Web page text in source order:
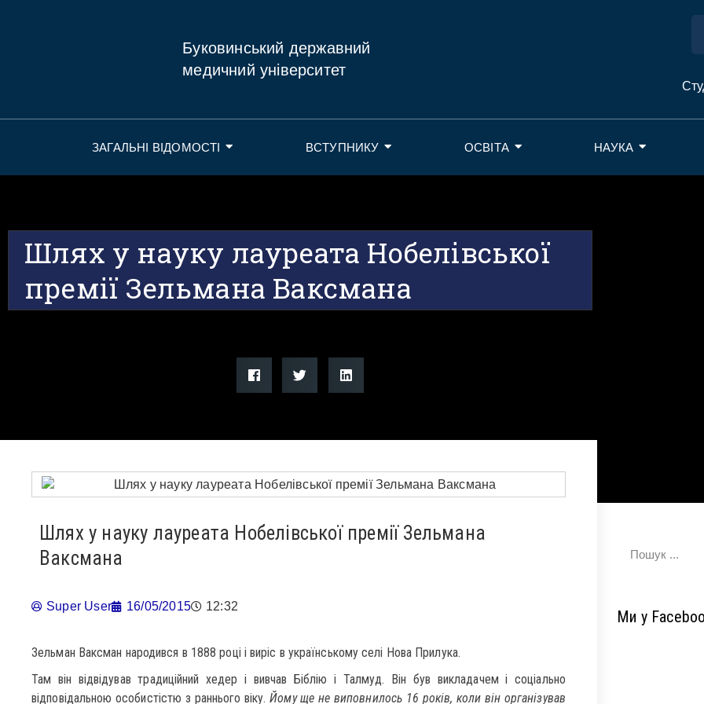
Буковинський державний
медичний університет
ЗАГАЛЬНІ ВІДОМОСТІ ВСТУПНИКУ ОСВІТА НАУКА
Шлях у науку лауреата Нобелівської
премії Зельмана Ваксмана
Шлях у науку лауреата Нобелівської премії Зельмана
Ваксмана
Super User 16/05/2015 12:32
Зельман Ваксман народився в 1888 році і виріс в українському селі Нова Прилука.
Там він відвідував традиційний хедер і вивчав Біблію і Талмуд. Він був викладачем і соціально
відповідальною особистістю з раннього віку.Йому ще не виповнилось 16 років, коли він організував
Ми у